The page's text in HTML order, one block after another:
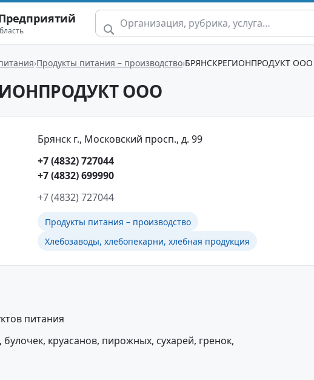
Продукты питания – производство БРЯНСКРЕГИОНПРОДУКТ ООО
ООО
Брянск г., Московский просп., д. 99
+7 (4832) 727044
+7 (4832) 699990
+7 (4832) 727044
Продукты питания – производство
Хлебозаводы, хлебопекарни, хлебная продукция
питания
круасанов, пирожных, сухарей, гренок,